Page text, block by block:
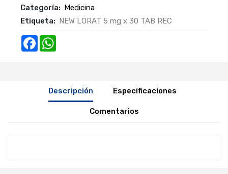
Categoría: Medicina
Etiqueta: NEW LORAT 5 mg x 30 TAB REC
Facebook
Descripción Especificaciones
Comentarios